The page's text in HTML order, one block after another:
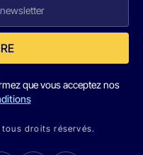
que vous acceptez nos
droits réservés.